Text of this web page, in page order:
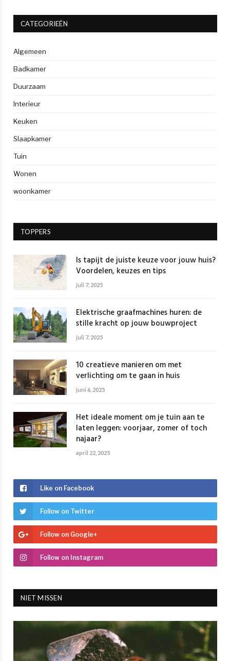
CATEGORIEËN
Algemeen
Badkamer
Duurzaam
Interieur
Keuken
Slaapkamer
Tuin
Wonen
woonkamer
TOPPERS
Is tapijt de juiste keuze voor jouw huis?
Voordelen, keuzes en tips
juli 7, 2025
Elektrische graafmachines huren: de
stille kracht op jouw bouwproject
juli 7, 2025
10 creatieve manieren om met
verlichting om te gaan in huis
juni 6, 2025
Het ideale moment om je tuin aan te
laten leggen: voorjaar, zomer of toch
najaar?
april 22, 2025
Like on Facebook
Follow on Twitter
Follow on Google+
Follow on Instagram
NIET MISSEN